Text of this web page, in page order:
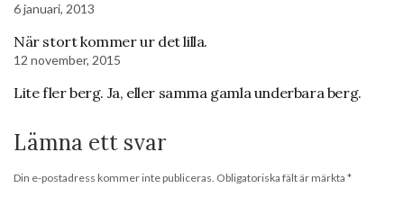
6 januari, 2013
När stort kommer ur det lilla.
12 november, 2015
Lite fler berg. Ja, eller samma gamla underbara berg.
Lämna ett svar
Din e-postadress kommer inte publiceras. Obligatoriska fält är märkta *